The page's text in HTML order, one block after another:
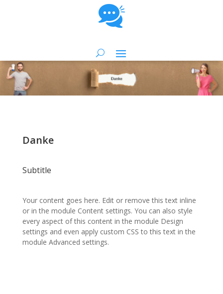
Danke
Subtitle
Your content goes here. Edit or remove this text inline
or in the module Content settings. You can also style
every aspect of this content in the module Design
settings and even apply custom CSS to this text in the
module Advanced settings.